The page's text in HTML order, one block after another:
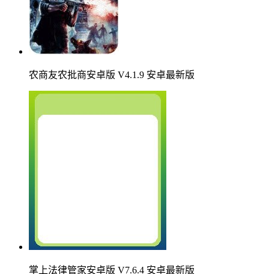
农商友农批商安卓版 V4.1.9 安卓最新版
掌上法律管家安卓版 V7.6.4 安卓最新版